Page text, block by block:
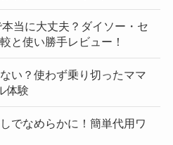
当に大丈夫？ダイソー・セ
と使い勝手レビュー！
い？使わず乗り切ったママ
体験
でなめらかに！簡単代用ワ